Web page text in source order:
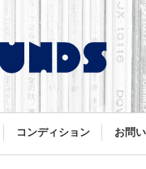
コンディション お問